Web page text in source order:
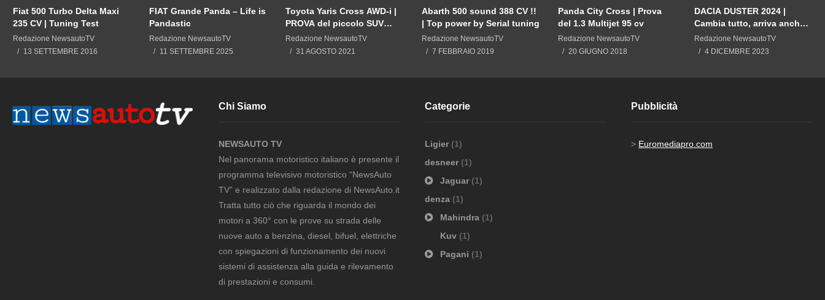
Fiat 500 Turbo Delta Maxi
235 CV | Tuning Test
Redazione NewsautoTV
13 SETTEMBRE 2016
FIAT Grande Panda – Life is
Pandastic
Redazione NewsautoTV
11 SETTEMBRE 2025
Toyota Yaris Cross AWD-i |
PROVA del piccolo SUV
ibrido a trazione integrale
INTELLIGENTE anche 2WD
Redazione NewsautoTV
31 AGOSTO 2021
Abarth 500 sound 388 CV !!
| Top power by Serial tuning
Redazione NewsautoTV
7 FEBBRAIO 2019
Panda City Cross | Prova
del 1.3 Multijet 95 cv
Redazione NewsautoTV
20 GIUGNO 2018
DACIA DUSTER 2024 |
Cambia tutto, arriva anche
ibrida. E il prezzo?
Redazione NewsautoTV
4 DICEMBRE 2023
Chi Siamo
NEWSAUTO TV
Nel panorama motoristico italiano è presente il
programma televisivo motoristico “NewsAuto
TV” e realizzato dalla redazione di NewsAuto.it
Tratta tutto ciò che riguarda il mondo dei
motori a 360° con le prove su strada delle
nuove auto a benzina, diesel, bifuel, elettriche
con spiegazioni di funzionamento dei nuovi
sistemi di assistenza alla guida e rilevamento
di prestazioni e consumi.
Categorie
Ligier (1)
desneer (1)
Jaguar (1)
denza (1)
Mahindra (1)
Kuv (1)
Pagani (1)
Pubblicità
> Euromediapro.com